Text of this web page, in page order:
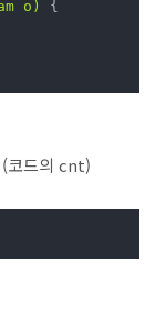
o)
{
(코드의 cnt)